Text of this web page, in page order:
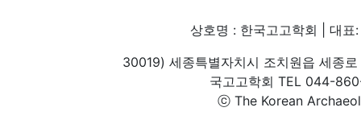
상호명 : 한국고고학회 | 대
30019) 세종특별자치시 조치원읍 세종
국고고학회 TEL 044-
ⓒ The Korean